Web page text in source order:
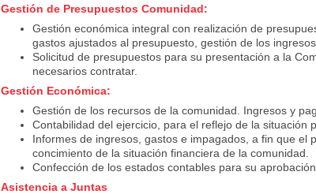
Gestión de Presupuestos Comunidad:
Gestión económica integral con realización de
gastos ajustados al presupuesto, gestión de los
Solicitud de presupuestos para su presentación a la
necesarios contratar.
Gestión Económica:
Gestión de los recursos de la comunidad. Ingresos y
Contabilidad del ejercicio, para el reflejo de la situación
Informes de ingresos, gastos e impagados, a fin que el
concimiento de la situación financiera de la comunidad.
Confección de los estados contables para su
Asistencia a Juntas